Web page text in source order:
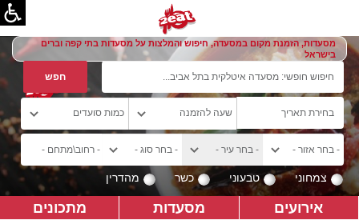
מסעדות, הזמנת מקום במסעדה, חיפוש והמלצות על מסעדות בתי קפה וברים
בישראל
צמחוני טבעוני כשר מהדרין
אירועים מסעדות מתכונים